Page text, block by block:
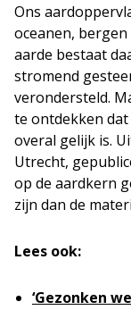
Ons
oceanen,
aarde bestaat
stromend
verondersteld.
te ontdekken
overal gelijk is.
Utrecht,
op de aardkern
zijn dan de
Lees ook:
‘Gezonken